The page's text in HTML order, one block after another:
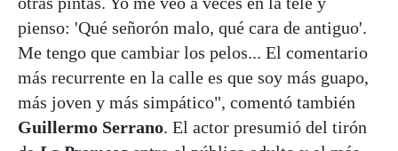
pienso: 'Qué señorón malo, qué cara de antiguo'.
Me tengo que cambiar los pelos... El comentario
más recurrente en la calle es que soy más guapo,
más joven y más simpático", comentó también
Guillermo Serrano. El actor presumió del tirón